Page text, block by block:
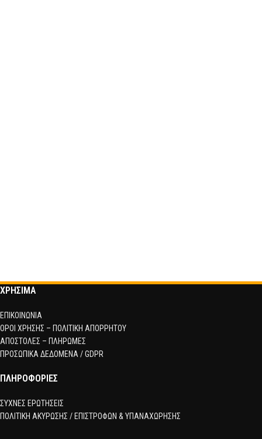
ΧΡΗΣΙΜΑ
ΕΠΙΚΟΙΝΩΝΙΑ
ΟΡΟΙ ΧΡΗΣΗΣ – ΠΟΛΙΤΙΚΗ ΑΠΟΡΡΗΤΟΥ
ΑΠΟΣΤΟΛΕΣ – ΠΛΗΡΩΜΕΣ
ΠΡΟΣΩΠΙΚΑ ΔΕΔΟΜΕΝΑ / GDPR
ΠΛΗΡΟΦΟΡΙΕΣ
ΣΥΧΝΕΣ ΕΡΩΤΗΣΕΙΣ
ΠΟΛΙΤΙΚΗ ΑΚΥΡΩΣΗΣ / ΕΠΙΣΤΡΟΦΩΝ & ΥΠΑΝΑΧΩΡΗΣΗΣ